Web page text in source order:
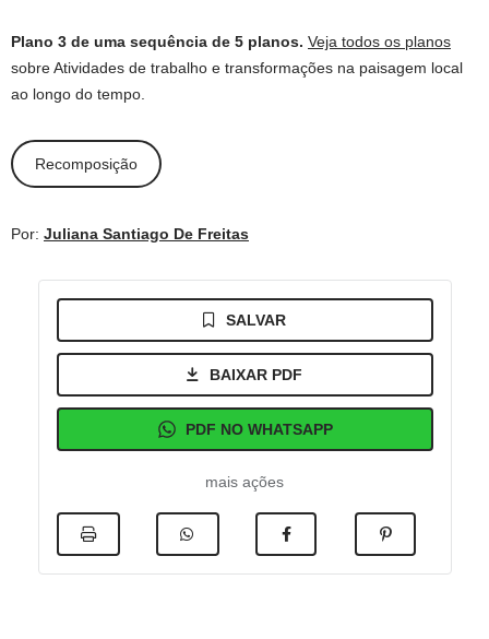
Plano 3 de uma sequência de 5 planos. Veja todos os planos
sobre Atividades de trabalho e transformações na paisagem local
ao longo do tempo.
Recomposição
Por: Juliana Santiago De Freitas
SALVAR
BAIXAR PDF
PDF NO WHATSAPP
mais ações